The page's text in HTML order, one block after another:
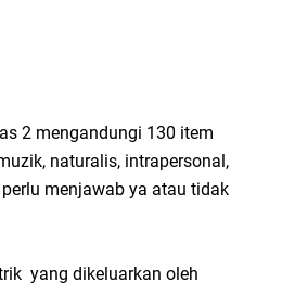
2 mengandungi 130 item
naturalis, intrapersonal,
menjawab ya atau tidak
yang dikeluarkan oleh